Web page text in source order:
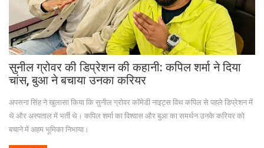
सुनील ग्रोवर की डिप्रेशन की कहानी: कपिल शर्मा ने दिया
चांस, बुआ ने बचाया उनका करियर
अपसना सिंह ने खुलासा किया कि सुनील ग्रोवर कॉमेडी नाइट्स विथ कपिल से पहले डिप्रेशन में
थे और अस्पताल में भर्ती थे। कपिल शर्मा का विश्वास और बुआ का समर्थन उनके करियर को
बचाने में अहम भूमिका निभाया।